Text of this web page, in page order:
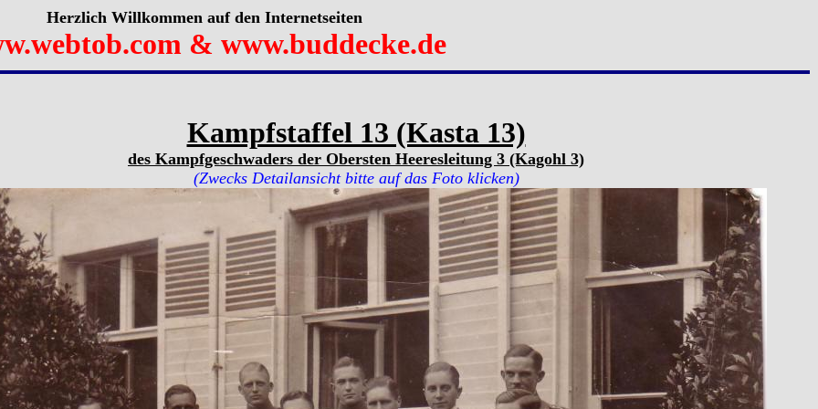
Herzlich Willkommen auf den Internetseiten
& www.buddecke.de
Kampfstaffel 13 (Kasta 13)
des Kampfgeschwaders der Obersten Heeresleitung 3 (Kagohl 3)
(Zwecks Detailansicht bitte auf das Foto klicken)